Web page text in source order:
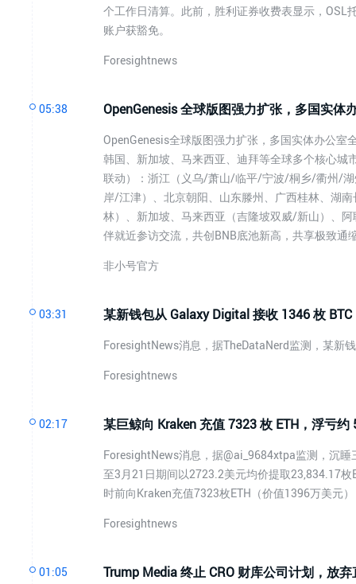
个工作日清算。此前，胜利证券收费表显示，OSL
账户获豁免。
Foresightnews
05:38 OpenGenesis 全球版图强力扩张，多国实体
OpenGenesis全球版图强力扩张，多国实体办公
韩国、新加坡、马来西亚、迪拜等全球多个核心
联动）：浙江（义乌/萧山/临平/宁波/桐乡/衢州/
岸/江津）、北京朝阳、山东滕州、广西桂林、湖
林）、新加坡、马来西亚（吉隆坡双威/新山）、
伴就近参访交流，共创BNB底池新高，共享极致通
非小号官方
03:31 某新钱包从 Galaxy Digital 接收 1346 枚
ForesightNews消息，据TheDataNerd监测，某新
Foresightnews
02:17 某巨鲸向 Kraken 充值 7323 枚 ETH，浮亏约
ForesightNews消息，据@ai_9684xtpa监测，沉
至3月21日期间以2723.2美元均价提取23,834.17
时前向Kraken充值7323枚ETH（价值1396万美元
Foresightnews
01:05 Trump Media 终止 CRO 财库公司计划，放